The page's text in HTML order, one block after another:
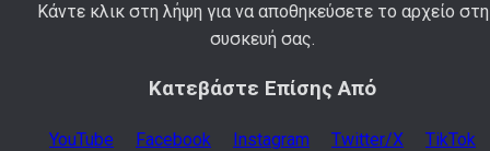
Κάντε κλικ στη λήψη για να αποθηκεύσετε το αρχείο στη
συσκευή σας.
Κατεβάστε Επίσης Από
YouTube Facebook Instagram Twitter/X
TikTok